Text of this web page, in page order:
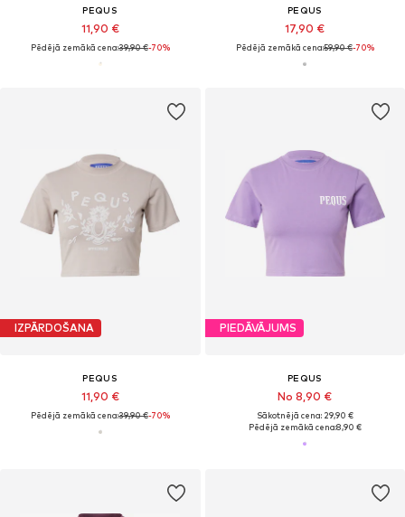
PEQUS
11,90 €
Pēdējā zemākā cena:39,90 €-70%
PEQUS
17,90 €
Pēdējā zemākā cena:59,90 €-70%
IZPĀRDOŠANA
PEQUS
11,90 €
Pēdējā zemākā cena:39,90 €-70%
PIEDĀVĀJUMS
PEQUS
No 8,90 €
Sākotnējā cena: 29,90 €
Pēdējā zemākā cena:8,90 €